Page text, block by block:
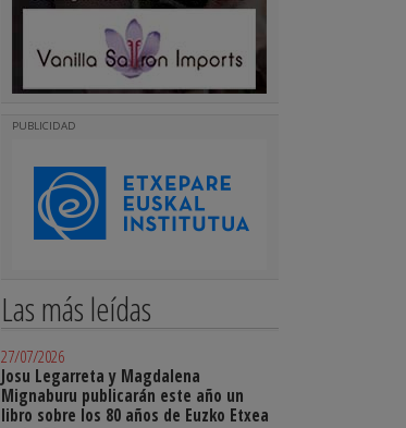
PUBLICIDAD
Las más leídas
27/07/2026
Josu Legarreta y Magdalena
Mignaburu publicarán este año un
libro sobre los 80 años de Euzko Etxea